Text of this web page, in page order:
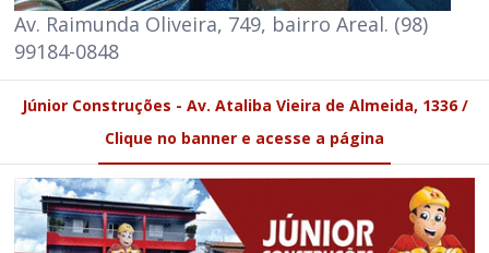
Av. Raimunda Oliveira, 749, bairro Areal. (98)
99184-0848
Júnior Construções - Av. Ataliba Vieira de Almeida, 1336 /
Clique no banner e acesse a página